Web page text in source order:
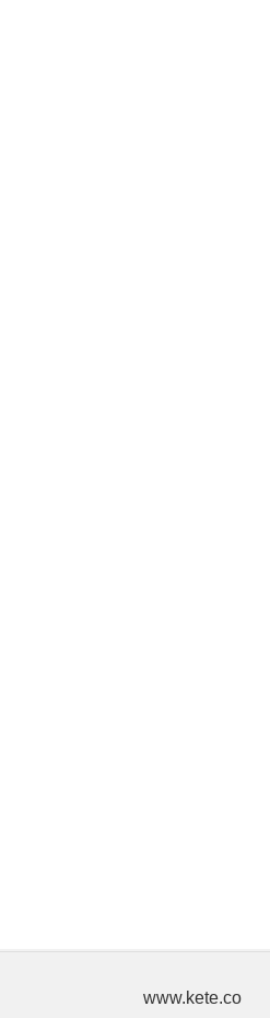
www.kete.co